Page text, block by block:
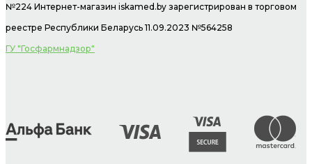
№224 Интернет-магазин iskamed.by зарегистрирован в торговом
реестре Республики Беларусь 11.09.2023 №564258
ГУ "Госфармнадзор"